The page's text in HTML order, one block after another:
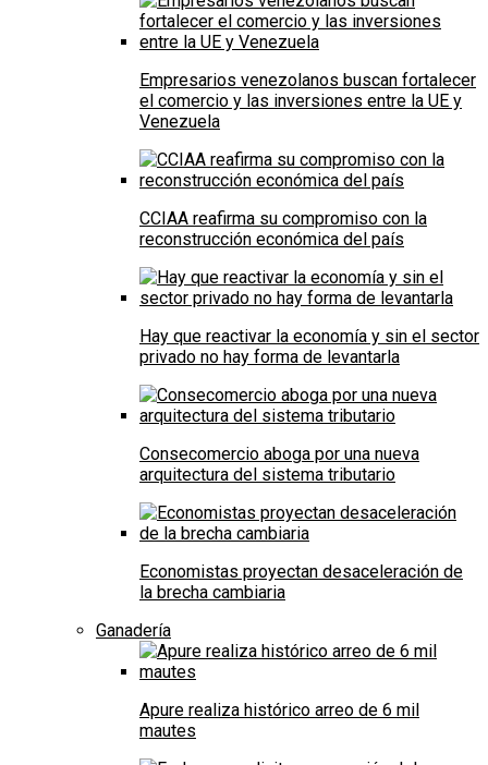
Empresarios venezolanos buscan fortalecer
el comercio y las inversiones entre la UE y
Venezuela
CCIAA reafirma su compromiso con la
reconstrucción económica del país
Hay que reactivar la economía y sin el sector
privado no hay forma de levantarla
Consecomercio aboga por una nueva
arquitectura del sistema tributario
Economistas proyectan desaceleración de
la brecha cambiaria
Ganadería
Apure realiza histórico arreo de 6 mil
mautes